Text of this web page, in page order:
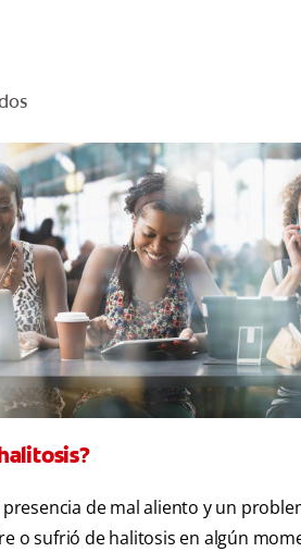
de mal aliento y un
o sufrió de halitosis en algún